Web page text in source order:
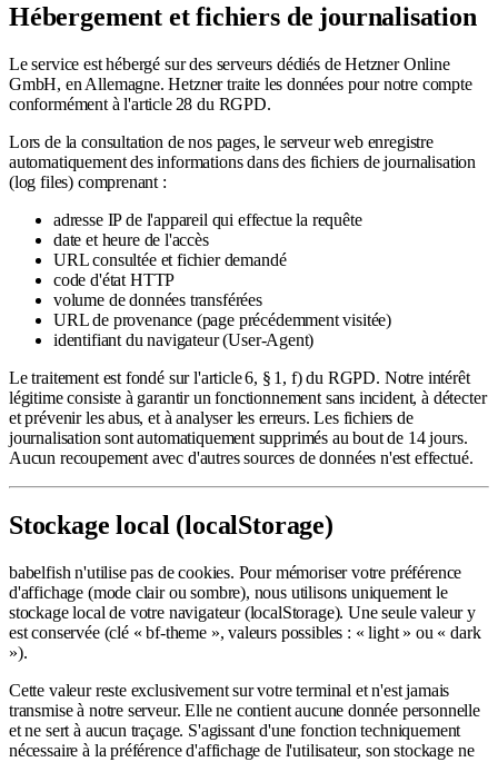
Hébergement et fichiers de journalisation
Le service est hébergé sur des serveurs dédiés de Hetzner Online
GmbH, en Allemagne. Hetzner traite les données pour notre compte
conformément à l'article 28 du RGPD.
Lors de la consultation de nos pages, le serveur web enregistre
automatiquement des informations dans des fichiers de journalisation
(log files) comprenant :
adresse IP de l'appareil qui effectue la requête
date et heure de l'accès
URL consultée et fichier demandé
code d'état HTTP
volume de données transférées
URL de provenance (page précédemment visitée)
identifiant du navigateur (User-Agent)
Le traitement est fondé sur l'article 6, § 1, f) du RGPD. Notre intérêt
légitime consiste à garantir un fonctionnement sans incident, à détecter
et prévenir les abus, et à analyser les erreurs. Les fichiers de
journalisation sont automatiquement supprimés au bout de 14 jours.
Aucun recoupement avec d'autres sources de données n'est effectué.
Stockage local (localStorage)
babelfish n'utilise pas de cookies. Pour mémoriser votre préférence
d'affichage (mode clair ou sombre), nous utilisons uniquement le
stockage local de votre navigateur (localStorage). Une seule valeur y
est conservée (clé « bf-theme », valeurs possibles : « light » ou « dark
»).
Cette valeur reste exclusivement sur votre terminal et n'est jamais
transmise à notre serveur. Elle ne contient aucune donnée personnelle
et ne sert à aucun traçage. S'agissant d'une fonction techniquement
nécessaire à la préférence d'affichage de l'utilisateur, son stockage ne